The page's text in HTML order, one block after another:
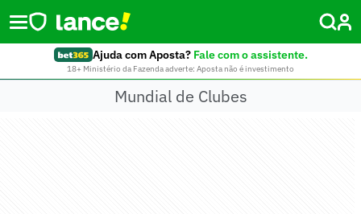
Ajuda com Aposta? Fale com o assistente.
18+ Ministério da Fazenda adverte: Aposta não é investimento
Mundial de Clubes